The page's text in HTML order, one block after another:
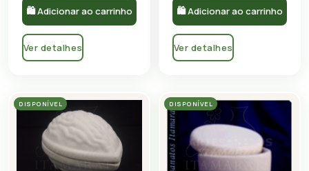
🛍 Adicionar ao carrinho
Ver detalhes
🛍 Adicionar ao carrinho
Ver detalhes
DISPONÍVEL DISPONÍVEL